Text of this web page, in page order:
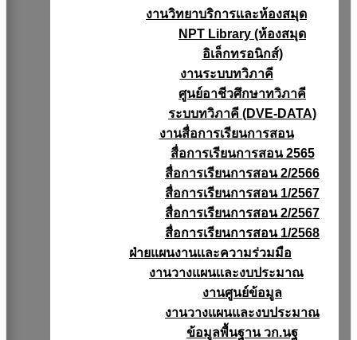
งานวิทยาบริการเเละห้องสมุด
NPT Library (ห้องสมุด
อิเล็กทรอนิกส์)
งานระบบทวิภาคี
ศูนย์อาชีวศึกษาทวิภาคี
ระบบทวิภาคี (DVE-DATA)
งานสื่อการเรียนการสอน
สื่อการเรียนการสอน 2565
สื่อการเรียนการสอน 2/2566
สื่อการเรียนการสอน 1/2567
สื่อการเรียนการสอน 2/2567
สื่อการเรียนการสอน 1/2568
ฝ่ายแผนงานเเละความร่วมมือ
งานวางแผนเเละงบประมาณ
งานศูนย์ข้อมูล
งานวางแผนและงบประมาณ
ข้อมูลพื้นฐาน วก.นฐ